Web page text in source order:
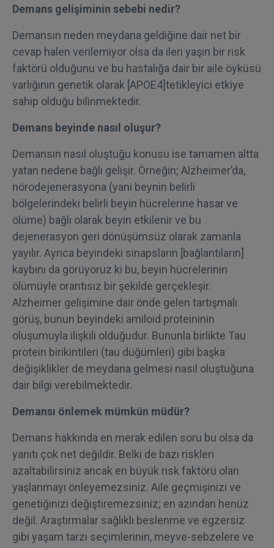
Demans gelişiminin sebebi nedir?
Demansın neden meydana geldiğine dair net bir
cevap halen verilemiyor olsa da ileri yaşın bir risk
faktörü olduğunu ve bu hastalığa dair bir aile öyküsü
varlığının genetik olarak [APOE4]tetikleyici etkiye
sahip olduğu bilinmektedir.
Demans beyinde nasıl oluşur?
Demansın nasıl oluştuğu konusu ise tamamen altta
yatan nedene bağlı gelişir. Örneğin; Alzheimer’da,
nörodejenerasyona (yani beynin belirli
bölgelerindeki belirli beyin hücrelerine hasar ve
ölüme) bağlı olarak beyin etkilenir ve bu
dejenerasyon geri dönüşümsüz olarak zamanla
yayılır. Ayrıca beyindeki sinapsların [bağlantıların]
kaybını da görüyoruz ki bu, beyin hücrelerinin
ölümüyle orantısız bir şekilde gerçekleşir.
Alzheimer gelişimine dair önde gelen tartışmalı
görüş, bunun beyindeki amiloid proteininin
oluşumuyla ilişkili olduğudur. Bununla birlikte Tau
protein birikintileri (tau düğümleri) gibi başka
değişiklikler de meydana gelmesi nasıl oluştuğuna
dair bilgi verebilmektedir.
Demansı önlemek mümkün müdür?
Demans hakkında en merak edilen soru bu olsa da
yanıtı çok net değildir. Belki de bazı riskleri
azaltabilirsiniz ancak en büyük risk faktörü olan
yaşlanmayı önleyemezsiniz. Aile geçmişinizi ve
genetiğinizi değiştiremezsiniz; en azından henüz
değil. Araştırmalar sağlıklı beslenme ve egzersiz
gibi yaşam tarzı seçimlerinin, meyve-sebzelere ve